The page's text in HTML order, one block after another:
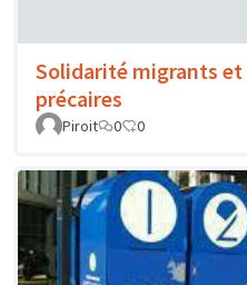
Solidarité migrants et
précaires
Piroit
0 0